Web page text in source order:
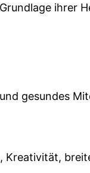
ihrer
gesundes
Kreativität,